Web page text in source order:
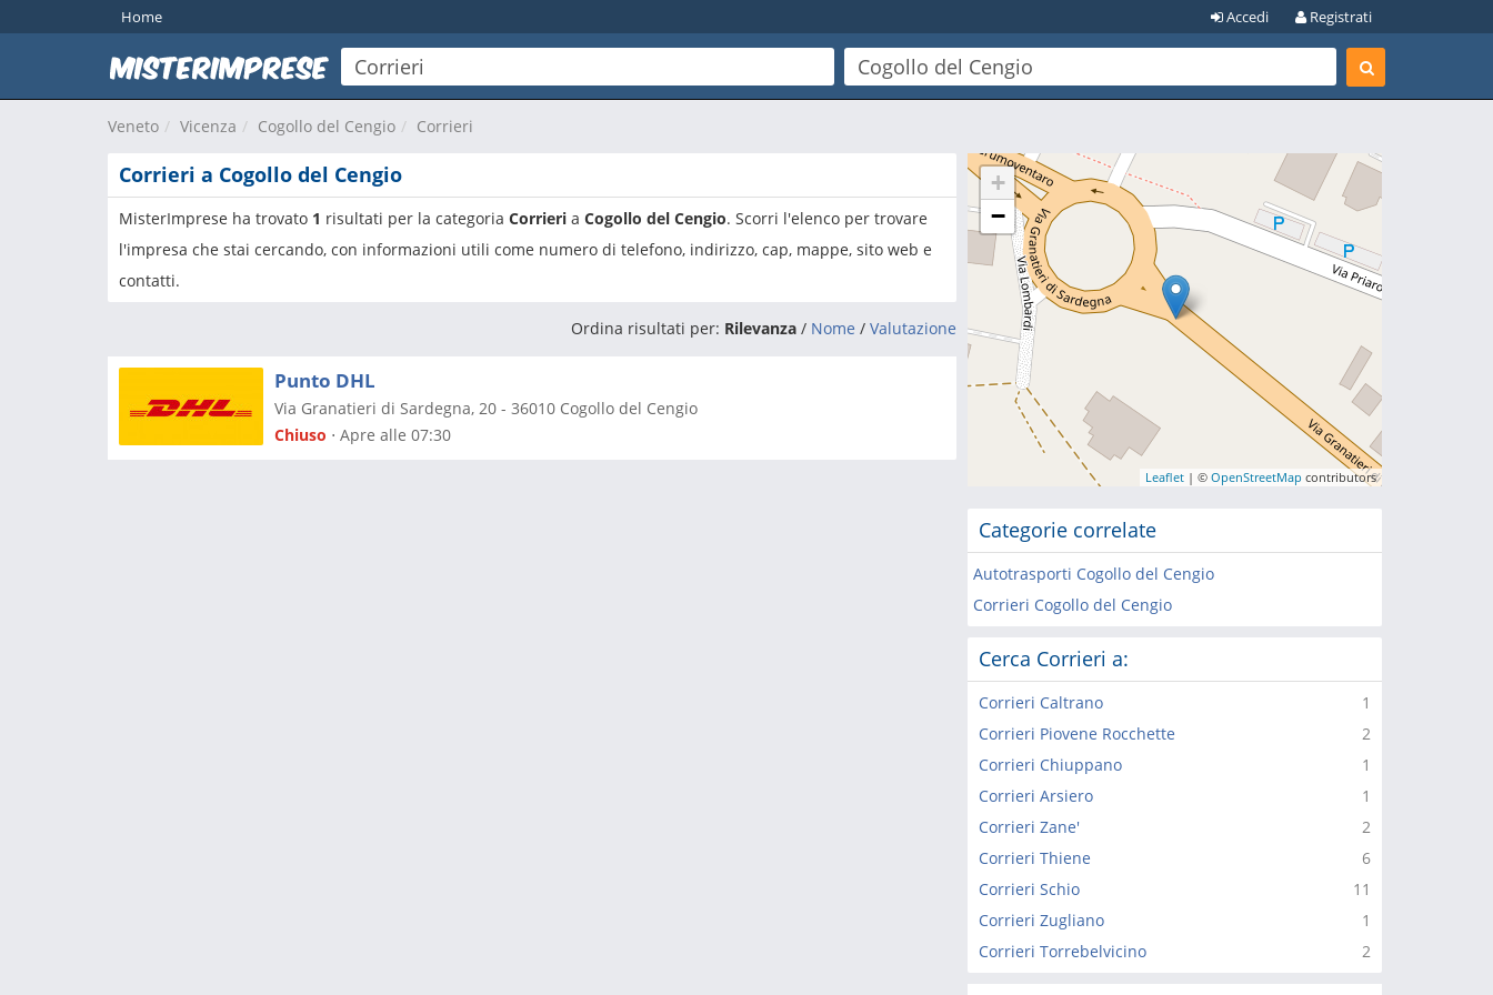
Home Registrati
Accedi
Veneto Vicenza Cogollo del Cengio Corrieri
Corrieri a Cogollo del Cengio
MisterImprese ha trovato 1 risultati per la categoria Corrieri a Cogollo del Cengio. Scorri l'elenco per trovare
l'impresa che stai cercando, con informazioni utili come numero di telefono, indirizzo, cap, mappe, sito web e
contatti.
Ordina risultati per: Rilevanza / Nome / Valutazione
Punto DHL
Via Granatieri di Sardegna, 20 - 36010 Cogollo del Cengio
Chiuso ⋅ Apre alle 07:30
+
−
Leaflet | ©OpenStreetMap contributors
Categorie correlate
Autotrasporti Cogollo del Cengio
Corrieri Cogollo del Cengio
Cerca Corrieri a:
1
Corrieri Caltrano
2
Corrieri Piovene Rocchette
1
Corrieri Chiuppano
1
Corrieri Arsiero
2
Corrieri Zane'
6
Corrieri Thiene
11
Corrieri Schio
1
Corrieri Zugliano
2
Corrieri Torrebelvicino